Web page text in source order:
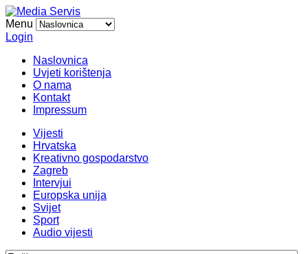
Menu
Login
Naslovnica
Uvjeti korištenja
O nama
Kontakt
Impressum
Vijesti
Hrvatska
Kreativno gospodarstvo
Zagreb
Intervjui
Europska unija
Svijet
Sport
Audio vijesti